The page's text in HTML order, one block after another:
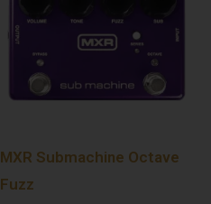
MXR Submachine Octave
Fuzz